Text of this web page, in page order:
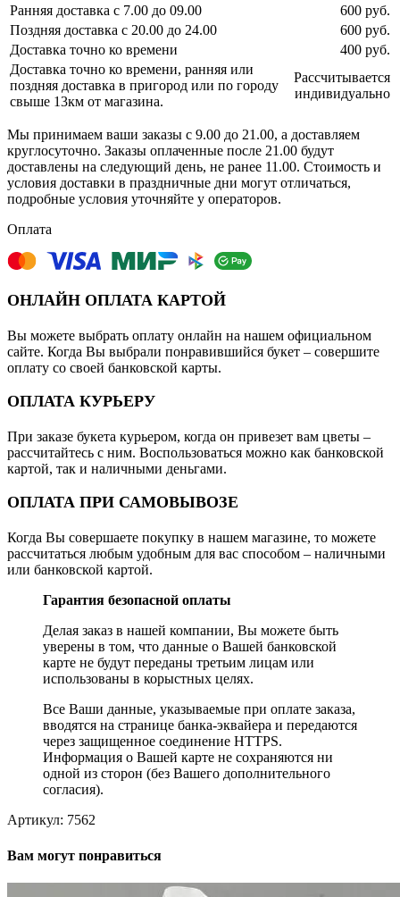
Ранняя доставка с 7.00 до 09.00
600 руб.
Поздняя доставка с 20.00 до 24.00
600 руб.
Доставка точно ко времени
400 руб.
Доставка точно ко времени, ранняя или
поздняя доставка в пригород или по городу
свыше 13км от магазина.
Рассчитывается
индивидуально
Мы принимаем ваши заказы с 9.00 до 21.00, а доставляем
круглосуточно. Заказы оплаченные после 21.00 будут
доставлены на следующий день, не ранее 11.00. Стоимость и
условия доставки в праздничные дни могут отличаться,
подробные условия уточняйте у операторов.
Оплата
ОНЛАЙН ОПЛАТА КАРТОЙ
Вы можете выбрать оплату онлайн на нашем официальном
сайте. Когда Вы выбрали понравившийся букет – совершите
оплату со своей банковской карты.
ОПЛАТА КУРЬЕРУ
При заказе букета курьером, когда он привезет вам цветы –
рассчитайтесь с ним. Воспользоваться можно как банковской
картой, так и наличными деньгами.
ОПЛАТА ПРИ САМОВЫВОЗЕ
Когда Вы совершаете покупку в нашем магазине, то можете
рассчитаться любым удобным для вас способом – наличными
или банковской картой.
Гарантия безопасной оплаты
Делая заказ в нашей компании, Вы можете быть
уверены в том, что данные о Вашей банковской
карте не будут переданы третьим лицам или
использованы в корыстных целях.
Все Ваши данные, указываемые при оплате заказа,
вводятся на странице банка-эквайера и передаются
через защищенное соединение HTTPS.
Информация о Вашей карте не сохраняются ни
одной из сторон (без Вашего дополнительного
согласия).
Артикул: 7562
Вам могут понравиться